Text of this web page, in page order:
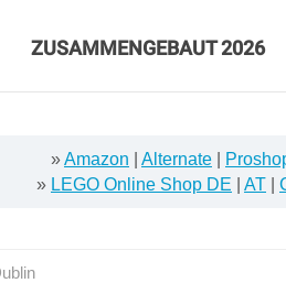
ZUSAMMENGEBAUT 2026
»Amazon Alternate
» LEGO Online Shop DE AT